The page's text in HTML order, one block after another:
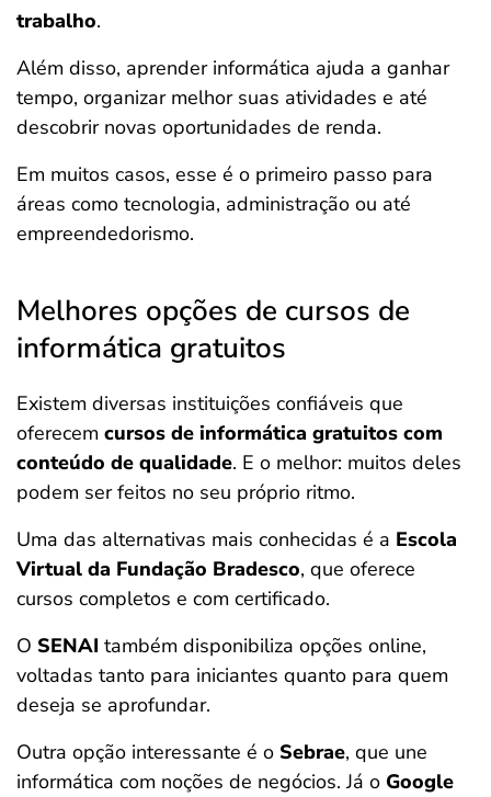
trabalho.
Além disso, aprender informática ajuda a ganhar
tempo, organizar melhor suas atividades e até
descobrir novas oportunidades de renda.
Em muitos casos, esse é o primeiro passo para
áreas como tecnologia, administração ou até
empreendedorismo.
Melhores opções de cursos de
informática gratuitos
Existem diversas instituições confiáveis que
oferecem cursos de informática gratuitos com
conteúdo de qualidade. E o melhor: muitos deles
podem ser feitos no seu próprio ritmo.
Uma das alternativas mais conhecidas é a Escola
Virtual da Fundação Bradesco, que oferece
cursos completos e com certificado.
O SENAI também disponibiliza opções online,
voltadas tanto para iniciantes quanto para quem
deseja se aprofundar.
Outra opção interessante é o Sebrae, que une
informática com noções de negócios. Já o Google